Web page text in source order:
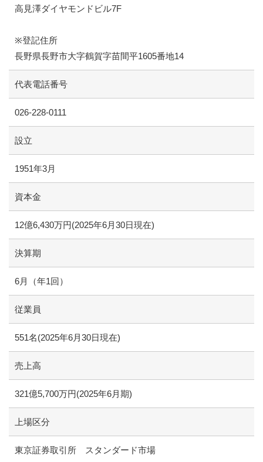
高見澤ダイヤモンドビル7F
※登記住所
長野県長野市大字鶴賀字苗間平1605番地14
代表電話番号
026-228-0111
設立
1951年3月
資本金
12億6,430万円(2025年6月30日現在)
決算期
6月（年1回）
従業員
551名(2025年6月30日現在)
売上高
321億5,700万円(2025年6月期)
上場区分
東京証券取引所 スタンダード市場